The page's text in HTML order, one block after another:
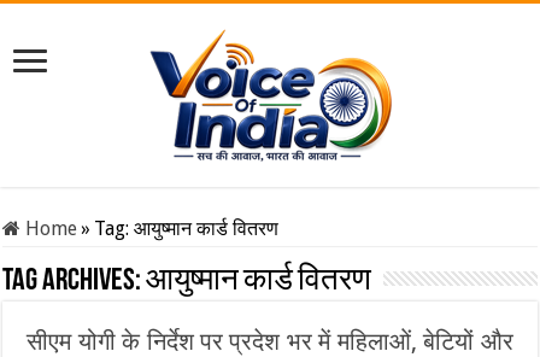
Home» Tag:आयुष्मान कार्ड वितरण
Tag Archives:आयुष्मान कार्ड वितरण
सीएम योगी के निर्देश पर प्रदेश भर में महिलाओं, बेटियों और